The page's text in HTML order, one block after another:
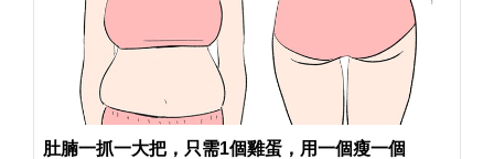
肚腩一抓一大把，只需1個雞蛋，用一個瘦一個